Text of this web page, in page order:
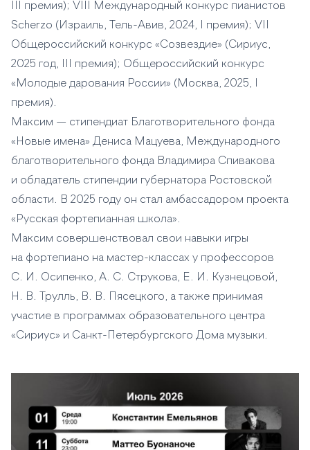
III премия); VIII Международный конкурс пианистов
Scherzo (Израиль, Тель-Авив, 2024, I премия); VII
Общероссийский конкурс «Созвездие» (Сириус,
2025 год, III премия); Общероссийский конкурс
«Молодые дарования России» (Москва, 2025, I
премия).
Максим — стипендиат Благотворительного фонда
«Новые имена» Дениса Мацуева, Международного
благотворительного фонда Владимира Спивакова
и обладатель стипендии губернатора Ростовской
области. В 2025 году он стал амбассадором проекта
«Русская фортепианная школа».
Максим совершенствовал свои навыки игры
на фортепиано на мастер-классах у профессоров
С. И. Осипенко, А. С. Струкова, Е. И. Кузнецовой,
Н. В. Трулль, В. В. Пясецкого, а также принимая
участие в программах образовательного центра
«Сириус» и Санкт-Петербургского Дома музыки.